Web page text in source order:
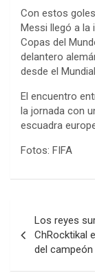
Con estos
Messi llegó a
Copas del
delantero
desde el
El encuentro
la jornada con
escuadra
Fotos: FIFA
de
entradas
Los reyes
ChRocktikal
del campeón